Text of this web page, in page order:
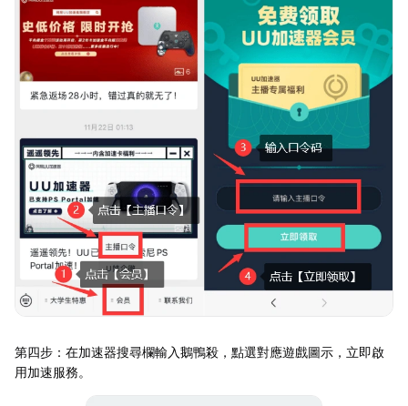
第四步：在加速器搜尋欄輸入鵝鴨殺，點選對應遊戲圖示，立即啟
用加速服務。